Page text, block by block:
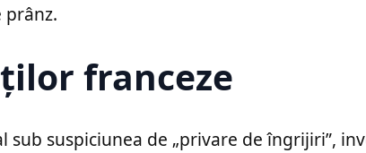
prânz.
franceze
suspiciunea de „privare de îngrijiri”,